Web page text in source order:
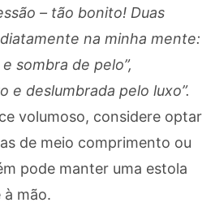
– tão bonito! Duas
na minha mente:
sombra de pelo”,
e deslumbrada pelo luxo”.
volumoso, considere optar
de meio comprimento ou
pode manter uma estola
à mão.